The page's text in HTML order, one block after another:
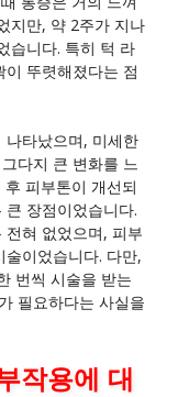
지만, 약 2주가 지나
습니다. 특히 턱 라
뚜렷해졌다는 점
나타났으며, 미세한
다지 큰 변화를 느
피부톤이 개선되
장점이었습니다.
혀 없었으며, 피부
이었습니다. 다만,
번씩 시술을 받는
필요하다는 사실을
작용에 대